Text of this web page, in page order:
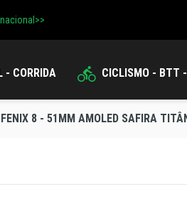
- CORRIDA CICLISMO - BTT -
8 - 51MM AMOLED SAFIRA